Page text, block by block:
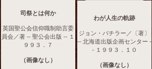
司祭とは何か
英国聖公会信仰職制助言委
員会／著 -- 聖公会出版 -- １
９９３．７
（画像なし）
わが人生の軌跡
ジョン・バチラー／〔著〕
-- 北海道出版企画センター -
- １９９３．１０
（画像なし）